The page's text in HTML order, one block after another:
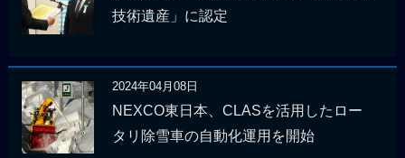
技術遺産」に認定
2024年04月08日
NEXCO東日本、CLASを活用したロー
タリ除雪車の自動化運用を開始